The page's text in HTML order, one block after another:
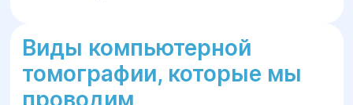
Виды компьютерной
томографии, которые мы
проводим